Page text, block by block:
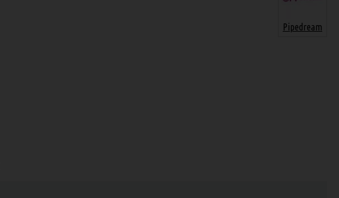
Pipedream